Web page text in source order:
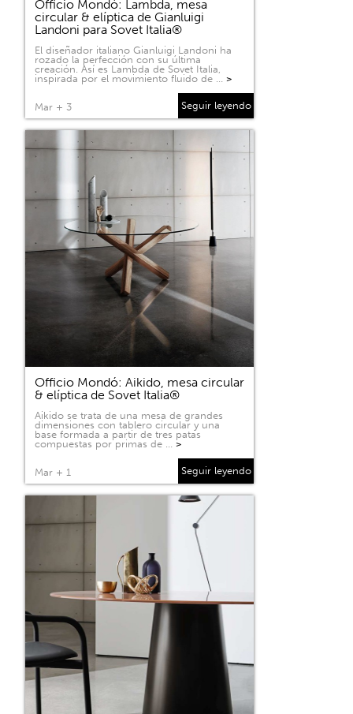
Officio Mondó: Lambda, mesa
circular & elíptica de Gianluigi
Landoni para Sovet Italia®
El diseñador italiano Gianluigi Landoni ha
rozado la perfección con su última
creación. Así es Lambda de Sovet Italia,
inspirada por el movimiento fluido de … >
Mar + 3 Seguir leyendo
Officio Mondó: Aikido, mesa circular
& elíptica de Sovet Italia®
Aikido se trata de una mesa de grandes
dimensiones con tablero circular y una
base formada a partir de tres patas
compuestas por primas de … >
Mar + 1 Seguir leyendo